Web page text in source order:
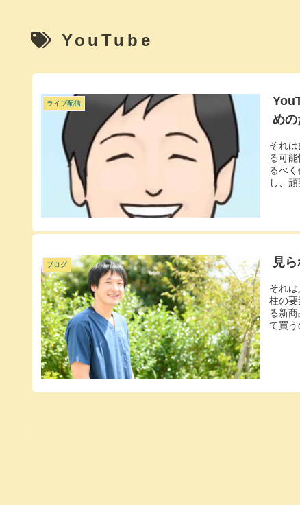
YouTube
ライブ配信
めの
それ
る可
るべ
し、
ブログ 見
それ
柱の
る新
て買